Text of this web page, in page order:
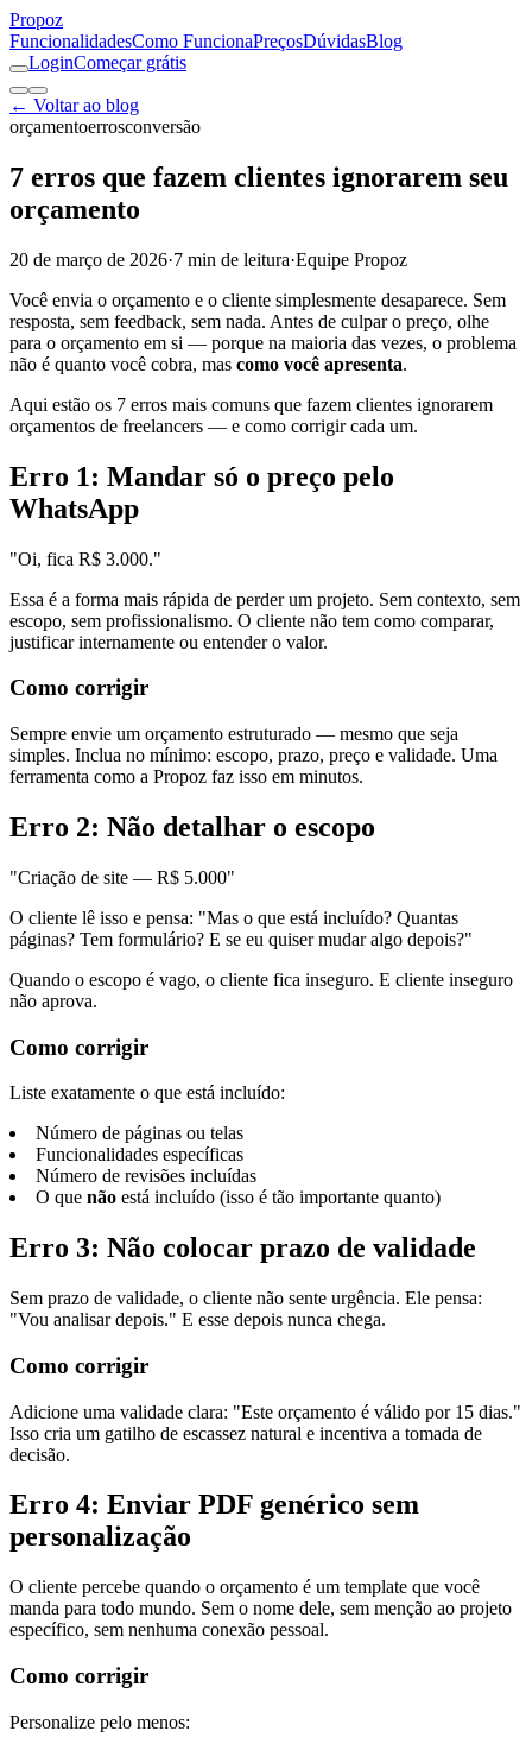
Propoz
FuncionalidadesComo FuncionaPreçosDúvidasBlog
LoginComeçar grátis
← Voltar ao blog
orçamentoerrosconversão
7 erros que fazem clientes ignorarem seu
orçamento
20 de março de 2026·7 min de leitura·Equipe Propoz
Você envia o orçamento e o cliente simplesmente desaparece. Sem
resposta, sem feedback, sem nada. Antes de culpar o preço, olhe
para o orçamento em si — porque na maioria das vezes, o problema
não é quanto você cobra, mas como você apresenta.
Aqui estão os 7 erros mais comuns que fazem clientes ignorarem
orçamentos de freelancers — e como corrigir cada um.
Erro 1: Mandar só o preço pelo
WhatsApp
"Oi, fica R$ 3.000."
Essa é a forma mais rápida de perder um projeto. Sem contexto, sem
escopo, sem profissionalismo. O cliente não tem como comparar,
justificar internamente ou entender o valor.
Como corrigir
Sempre envie um orçamento estruturado — mesmo que seja
simples. Inclua no mínimo: escopo, prazo, preço e validade. Uma
ferramenta como a Propoz faz isso em minutos.
Erro 2: Não detalhar o escopo
"Criação de site — R$ 5.000"
O cliente lê isso e pensa: "Mas o que está incluído? Quantas
páginas? Tem formulário? E se eu quiser mudar algo depois?"
Quando o escopo é vago, o cliente fica inseguro. E cliente inseguro
não aprova.
Como corrigir
Liste exatamente o que está incluído:
Número de páginas ou telas
Funcionalidades específicas
Número de revisões incluídas
O que não está incluído (isso é tão importante quanto)
Erro 3: Não colocar prazo de validade
Sem prazo de validade, o cliente não sente urgência. Ele pensa:
"Vou analisar depois." E esse depois nunca chega.
Como corrigir
Adicione uma validade clara: "Este orçamento é válido por 15 dias."
Isso cria um gatilho de escassez natural e incentiva a tomada de
decisão.
Erro 4: Enviar PDF genérico sem
personalização
O cliente percebe quando o orçamento é um template que você
manda para todo mundo. Sem o nome dele, sem menção ao projeto
específico, sem nenhuma conexão pessoal.
Como corrigir
Personalize pelo menos: